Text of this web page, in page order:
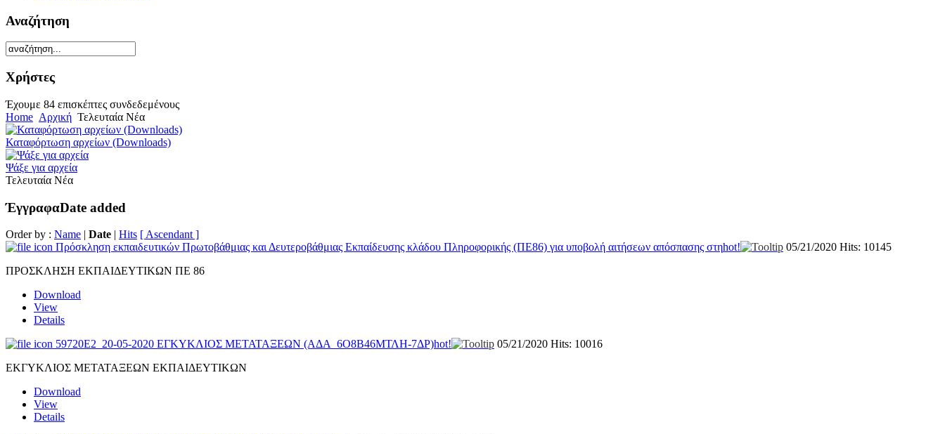
Αναζήτηση
Χρήστες
Έχουμε 84 επισκέπτες συνδεδεμένους
Home Αρχική Τελευταία Νέα
Καταφόρτωση αρχείων (Downloads)
Ψάξε για αρχεία
Τελευταία Νέα
ΈγγραφαDate added
Order by : Name | Date | Hits [ Ascendant ]
Πρόσκληση εκπαιδευτικών Πρωτοβάθμιας και Δευτεροβάθμιας Εκπαίδευσης κλάδου Πληροφορικής (ΠΕ86) για υποβολή αιτήσεων απόσπασης στηhot! 05/21/2020 Hits: 10145
ΠΡΟΣΚΛΗΣΗ ΕΚΠΑΙΔΕΥΤΙΚΩΝ ΠΕ 86
Download
View
Details
59720E2_20-05-2020 ΕΓΚΥΚΛΙΟΣ ΜΕΤΑΤΑΞΕΩΝ (ΑΔΑ_6Ο8Β46ΜΤΛΗ-7ΔΡ)hot! 05/21/2020 Hits: 10016
ΕΚΓΥΚΛΙΟΣ ΜΕΤΑΤΑΞΕΩΝ ΕΚΠΑΙΔΕΥΤΙΚΩΝ
Download
View
Details